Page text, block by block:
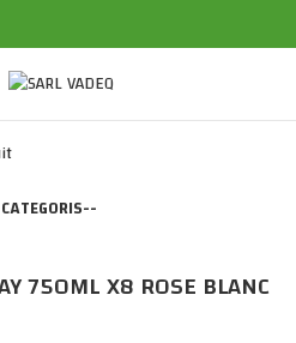
750ML X8 ROSE BLANC